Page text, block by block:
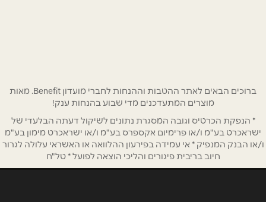
נושא*
אנא חזרו אלי בקשר ל...
הודעה*
ברוכים הבאים לאתר ההטבות וההנחות לחברי מועדון Benefit. מאות
מוצרים המתעדכנים מדי שבוע בהנחות ענק!
* הנפקת הכרטיס וגובה המסגרת נתונים לשיקול דעתה הבלעדי של
ישראכרט בע"מ ו/או פרימיום אקספרס בע"מ ו/או ישראכרט מימון בע"מ
ו/או הבנק המנפיק * אי עמידה בפירעון ההלוואה או האשראי עלולה לגרור
חיוב בריבית פיגורים והליכי הוצאה לפועל * טל"ח